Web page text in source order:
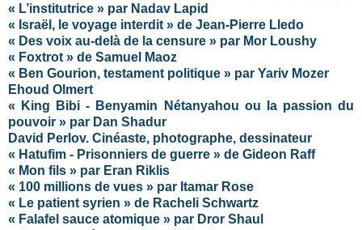
« L’institutrice » par Nadav Lapid
« Israël, le voyage interdit » de Jean-Pierre Lledo
« Des voix au-delà de la censure » par Mor Loushy
« Foxtrot » de Samuel Maoz
« Ben Gourion, testament politique » par Yariv Mozer
Ehoud Olmert
« King Bibi - Benyamin Nétanyahou ou la passion du
pouvoir » par Dan Shadur
David Perlov. Cinéaste, photographe, dessinateur
« Hatufim - Prisonniers de guerre » de Gideon Raff
« Mon fils » par Eran Riklis
« 100 millions de vues » par Itamar Rose
« Le patient syrien » de Racheli Schwartz
« Falafel sauce atomique » par Dror Shaul